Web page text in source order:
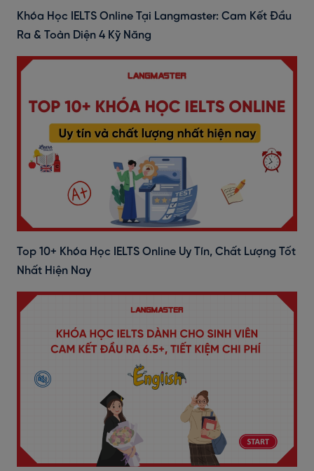
Khóa Học IELTS Online Tại Langmaster: Cam Kết Đầu
Ra & Toàn Diện 4 Kỹ Năng
Top 10+ Khóa Học IELTS Online Uy Tín, Chất Lượng Tốt
Nhất Hiện Nay